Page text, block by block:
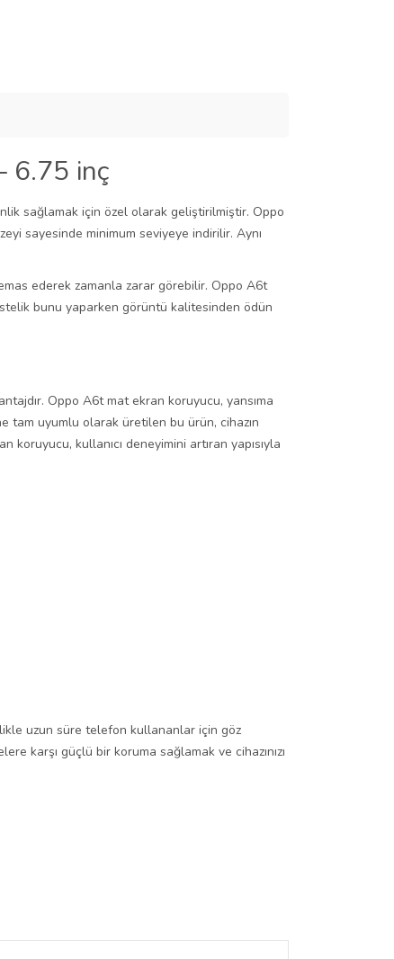
6.75 inç
sağlamak için özel olarak geliştirilmiştir. Oppo
sayesinde minimum seviyeye indirilir. Aynı
ederek zamanla zarar görebilir. Oppo A6t
bunu yaparken görüntü kalitesinden ödün
Oppo A6t mat ekran koruyucu, yansıma
tam uyumlu olarak üretilen bu ürün, cihazın
kullanıcı deneyimini artıran yapısıyla
uzun süre telefon kullananlar için göz
karşı güçlü bir koruma sağlamak ve cihazınızı